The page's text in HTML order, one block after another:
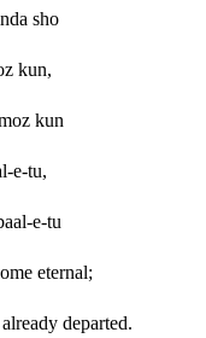
sho
kun,
kun
e-tu,
e-tu
eternal;
departed.